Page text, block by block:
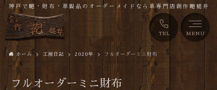
TEL MENU
神戸で鞄・財布・革製品のオーダーメイドなら革専門店創作鞄槌井
ホーム 工房日記 2020年 フルオーダーミニ財布
フルオーダーミニ財布